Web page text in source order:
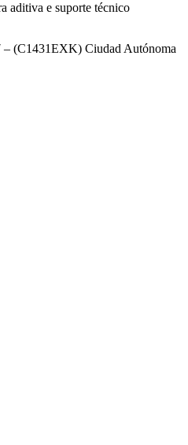
aditiva e suporte técnico
– (C1431EXK) Ciudad Autónoma